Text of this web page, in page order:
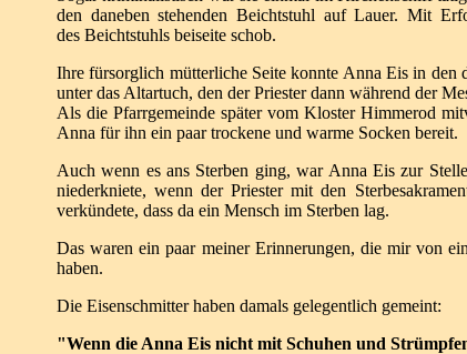
den daneben stehenden Beichtstuhl auf Lauer. Mit
des Beichtstuhls beiseite schob.
Ihre fürsorglich mütterliche Seite konnte Anna Eis in den
unter das Altartuch, den der Priester dann während der
Als die Pfarrgemeinde später vom Kloster Himmerod
Anna für ihn ein paartrockene und warme Socken bereit.
Auch wenn es ans Sterben ging, war Anna Eis zur
niederkniete, wenn der Priester mit den
verkündete, dass da ein Mensch im Sterben lag.
Das waren ein paar meiner Erinnerungen, die mir von
haben.
Die Eisenschmitter haben damals gelegentlich gemeint:
"Wenn die Anna Eis nicht mit Schuhen und